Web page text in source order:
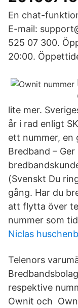
En chat-
E-mail:
525 07 300.
20:00.
lite mer.
år i rad enligt
ett nummer, en
Bredband –
(Svenskt Du
gång. Har du
att flytta över
nummer som
Niclas
Telenors
respektive
Ownit och